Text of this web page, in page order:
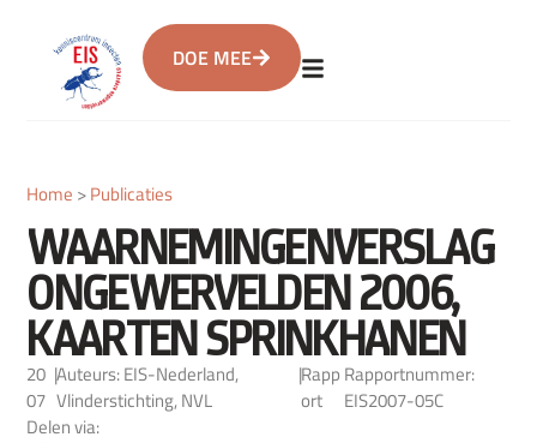
DOE MEE
Home >Publicaties
WAARNEMINGENVERSLAG
ONGEWERVELDEN 2006,
KAARTEN SPRINKHANEN
20
07
|Auteurs: EIS-Nederland,
Vlinderstichting, NVL
|Rapp
ort
Rapportnummer:
EIS2007-05C
Delen via: